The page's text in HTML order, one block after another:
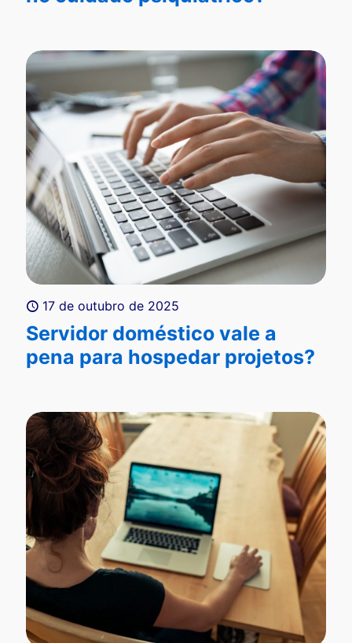
17 de outubro de 2025
Servidor doméstico vale a
pena para hospedar projetos?